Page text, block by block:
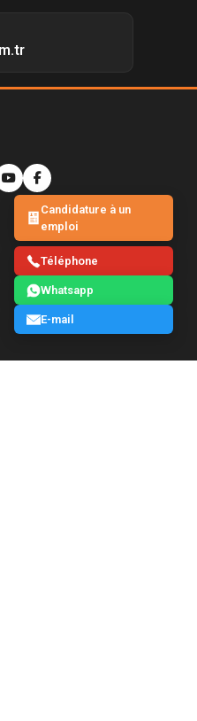
Candidature à un
emploi
Téléphone
Whatsapp
E-mail